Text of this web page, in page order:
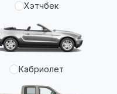
Хэтчбек
Кабриолет